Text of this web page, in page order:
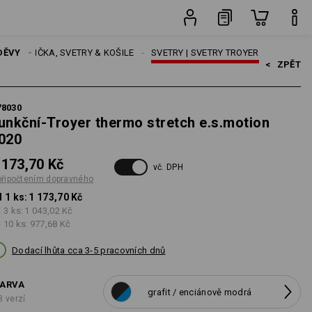
SVETRY | SVETRY TROYER
TRIČKA, SVETRY & KOŠILE
< ZPĚT
Troyer thermo stretch e.s.motion
Kč
dopravného
vč. DPH
1 ks: 1 173,70 Kč
3 ks: 1 043,02 Kč
10 ks: 977,68 Kč
Dodací lhůta cca 3-5 pracovních dnů
verzí
grafit / enciánově modrá